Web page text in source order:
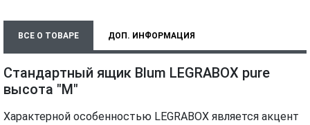
ВСЕ О ТОВАРЕ ДОП. ИНФОРМАЦИЯ
Стандартный ящик Blum LEGRABOX pure
высота "M"
Характерной особенностью LEGRABOX является акцент